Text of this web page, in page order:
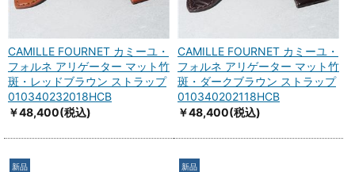
CAMILLE FOURNET カミーユ・
フォルネ アリゲーター マット竹
斑・レッドブラウン ストラップ
010340232018HCB
￥48,400(税込)
CAMILLE FOURNET カミーユ・
フォルネ アリゲーター マット竹
斑・ダークブラウン ストラップ
010340202118HCB
￥48,400(税込)
新品 新品